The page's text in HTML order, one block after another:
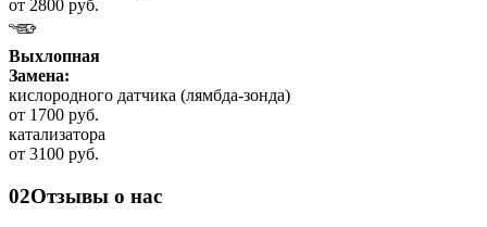
от 2800 руб.
Выхлопная
Замена:
кислородного датчика (лямбда-зонда)
от 1700 руб.
катализатора
от 3100 руб.
02Отзывы о нас